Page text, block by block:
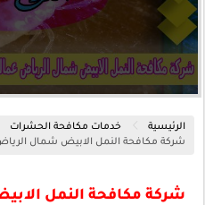
الرئيسية
خدمات مكافحة الحشرات
شركة مكافحة النمل الابيض شمال الرياض عمالة
شركة مكافحة النمل